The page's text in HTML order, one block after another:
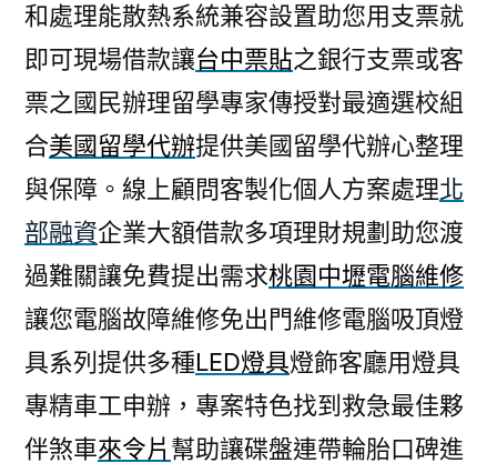
和處理能散熱系統兼容設置助您用支票就
即可現場借款讓台中票貼之銀行支票或客
票之國民辦理留學專家傳授對最適選校組
合美國留學代辦提供美國留學代辦心整理
與保障。線上顧問客製化個人方案處理北
部融資企業大額借款多項理財規劃助您渡
過難關讓免費提出需求桃園中壢電腦維修
讓您電腦故障維修免出門維修電腦吸頂燈
具系列提供多種LED燈具燈飾客廳用燈具
專精車工申辦，專案特色找到救急最佳夥
伴煞車來令片 幫助讓碟盤連帶輪胎口碑進